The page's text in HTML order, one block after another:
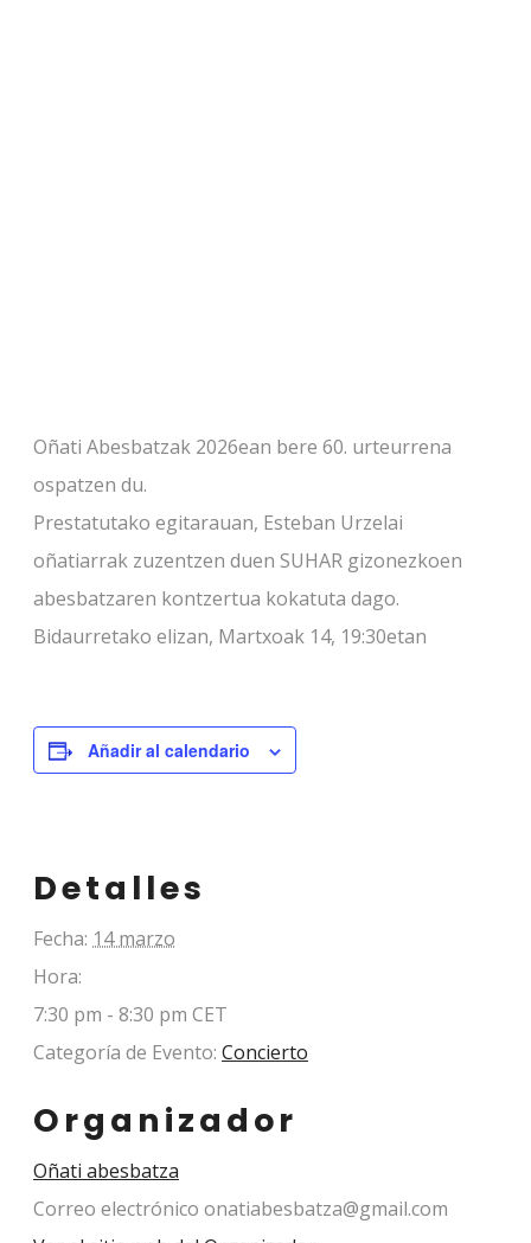
Oñati Abesbatzak 2026ean bere 60. urteurrena
ospatzen du.
Prestatutako egitarauan, Esteban Urzelai
oñatiarrak zuzentzen duen SUHAR gizonezkoen
abesbatzaren kontzertua kokatuta dago.
Bidaurretako elizan, Martxoak 14, 19:30etan
Añadir al calendario
Detalles
Fecha: 14 marzo
Hora:
7:30 pm - 8:30 pm CET
Categoría de Evento: Concierto
Organizador
Oñati abesbatza
Correo electrónico onatiabesbatza@gmail.com